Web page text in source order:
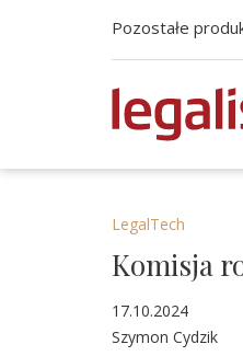
Pozostałe
LegalTech
Komisja
17.10.2024
Szymon Cydzik